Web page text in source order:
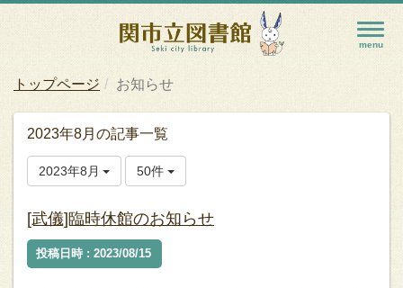
トップページ お知らせ
2023年8月の記事一覧
2023年8月 50件
[武儀]臨時休館のお知らせ
投稿日時 : 2023/08/15